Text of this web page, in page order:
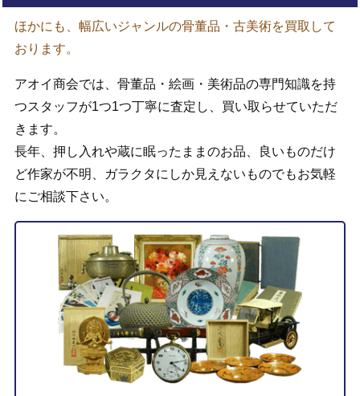
ほかにも、幅広いジャンルの骨董品・古美術を買取して
おります。
アオイ商会では、骨董品・絵画・美術品の専門知識を持
つスタッフが1つ1つ丁寧に査定し、買い取らせていただ
きます。
長年、押し入れや蔵に眠ったままのお品、良いものだけ
ど作家が不明、ガラクタにしか見えないものでもお気軽
にご相談下さい。